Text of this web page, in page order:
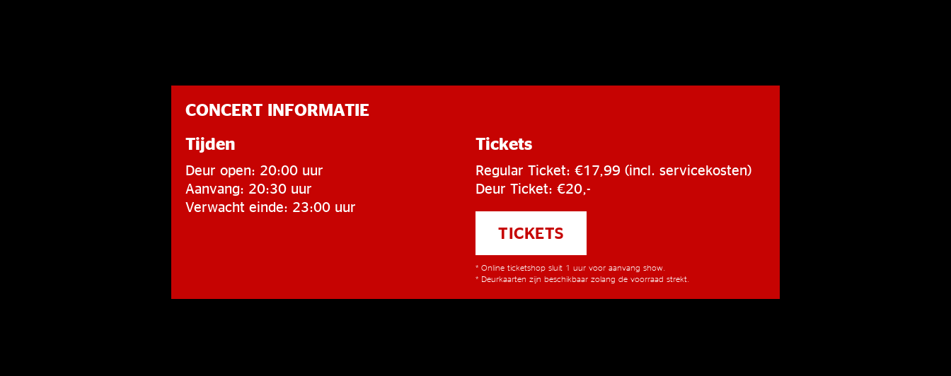
CONCERT INFORMATIE
Tijden
Deur open: 20:00 uur
Aanvang: 20:30 uur
Verwacht einde: 23:00 uur
Tickets
Regular Ticket: €17,99 (incl. servicekosten)
Deur Ticket: €20,-
TICKETS
* Online ticketshop sluit 1 uur voor aanvang show.
* Deurkaarten zijn beschikbaar zolang de voorraad strekt.